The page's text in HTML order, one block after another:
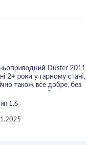
Duster 2011
2+ роки у гарному стані,
також все добре, без
комплект ГРМ/
Двигун в порядку та
днищу також все ок.
в комплекті.
1.6